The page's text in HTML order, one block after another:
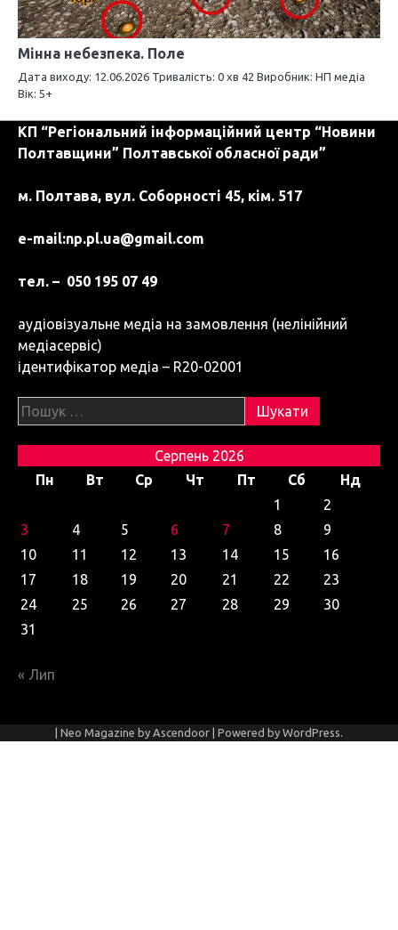
Мінна небезпека. Поле
Дата виходу: 12.06.2026 Тривалість: 0 хв 42 Виробник: НП медіа
Вік: 5+
КП “Регіональний інформаційний центр “Новини
Полтавщини” Полтавської обласної ради”
м. Полтава, вул. Соборності 45, кім. 517
e-mail:np.pl.ua@gmail.com
тел. – 050 195 07 49
аудіовізуальне медіа на замовлення (нелінійний
медіасервіс)
ідентифікатор медіа – R20-02001
Пошук:
Серпень 2026
Пн
Вт Ср Чт Пт Сб
Нд
1
2
3
4 5 6 7 8
9
10
11 12 13 14 15
16
17
18 19 20 21 22
23
24
25 26 27 28 29
30
31
« Лип
| Neo Magazine by Ascendoor | Powered by WordPress